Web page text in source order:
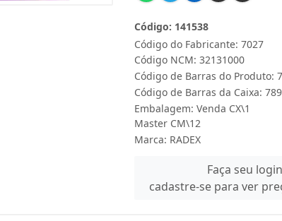
Código do Fabricante: 7027
Código: 141538
Código NCM: 32131000
Código de Barras do Produto:
Código de Barras da Caixa:
Embalagem: Venda CX\1
Master CM\12
Marca: RADEX
Faça seu
cadastre-se para ver